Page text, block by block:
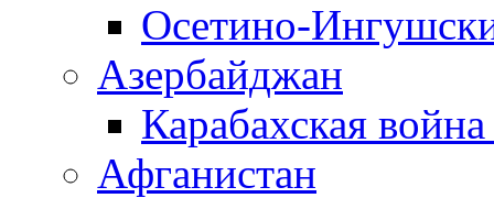
Осетино-
Азербайджан
Карабахская
Афганистан